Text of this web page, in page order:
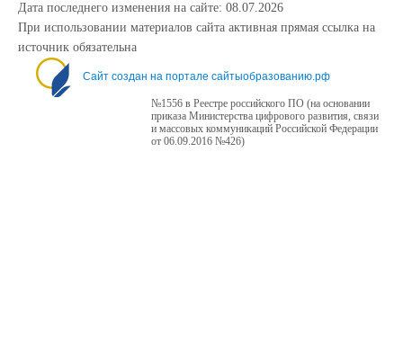
Дата последнего изменения на сайте: 08.07.2026
При использовании материалов сайта активная прямая ссылка на
источник обязательна
Сайт создан на портале сайтыобразованию.рф
№1556 в Реестре российского ПО (на основании
приказа Министерства цифрового развития, связи
и массовых коммуникаций Российской Федерации
от 06.09.2016 №426)